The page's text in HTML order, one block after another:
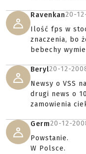
Ravenkan20-
Ilość fps w
znaczenia, bo
bebechy
Beryl20-12-
Newsy o VSS
drugi news o
zamowienia
Germ20-12-
Powstanie.
W Polsce.